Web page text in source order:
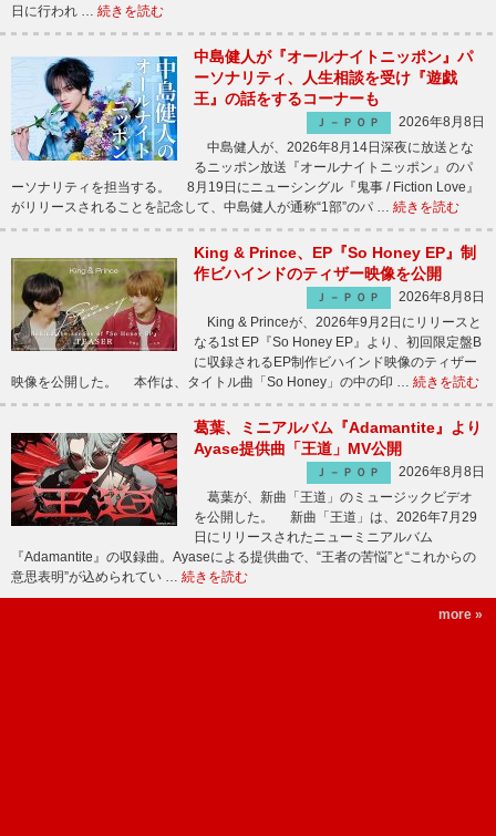
日に行われ … 続きを読む
中島健人が『オールナイトニッポン』パ
ーソナリティ、人生相談を受け『遊戯
王』の話をするコーナーも
Ｊ－ＰＯＰ
2026年8月8日
中島健人が、2026年8月14日深夜に放送とな
るニッポン放送『オールナイトニッポン』のパ
ーソナリティを担当する。 8月19日にニューシングル『鬼事 / Fiction Love』
がリリースされることを記念して、中島健人が通称“1部”のパ … 続きを読む
King & Prince、EP『So Honey EP』制
作ビハインドのティザー映像を公開
Ｊ－ＰＯＰ
2026年8月8日
King & Princeが、2026年9月2日にリリースと
なる1st EP『So Honey EP』より、初回限定盤B
に収録されるEP制作ビハインド映像のティザー
映像を公開した。 本作は、タイトル曲「So Honey」の中の印 … 続きを読む
葛葉、ミニアルバム『Adamantite』より
Ayase提供曲「王道」MV公開
Ｊ－ＰＯＰ
2026年8月8日
葛葉が、新曲「王道」のミュージックビデオ
を公開した。 新曲「王道」は、2026年7月29
日にリリースされたニューミニアルバム
『Adamantite』の収録曲。Ayaseによる提供曲で、“王者の苦悩”と“これからの
意思表明”が込められてい … 続きを読む
more »